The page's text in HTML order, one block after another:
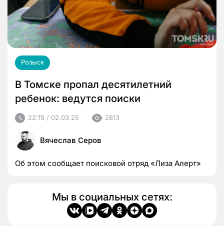
Розыск
В Томске пропал десятилетний
ребенок: ведутся поиски
22:15 / 02.03.25 2813
Вячеслав Серов
Об этом сообщает поисковой отряд «Лиза Алерт»
Мы в социальных сетях: